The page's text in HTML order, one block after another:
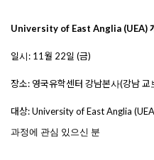
University of East Anglia (UEA)
일시: 11 월 22일 (금)
장소: 영국유학센터 강남본사(강남교
대상: University of East Anglia
과정에 관심 있으신 분